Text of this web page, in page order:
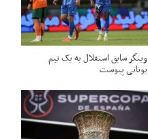
وینگر سابق استقلال به یک تیم
یونانی پیوست